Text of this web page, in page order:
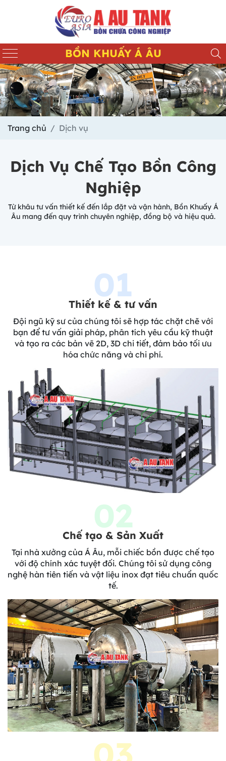
BỒN KHUẤY Á ÂU
Trang chủ Dịch vụ
Dịch Vụ Chế Tạo Bồn Công
Nghiệp
Từ khâu tư vấn thiết kế đến lắp đặt và vận hành, Bồn Khuấy Á
Âu mang đến quy trình chuyên nghiệp, đồng bộ và hiệu quả.
01
Thiết kế & tư vấn
Đội ngũ kỹ sư của chúng tôi sẽ hợp tác chặt chẽ với
bạn để tư vấn giải pháp, phân tích yêu cầu kỹ thuật
và tạo ra các bản vẽ 2D, 3D chi tiết, đảm bảo tối ưu
hóa chức năng và chi phí.
02
Chế tạo & Sản Xuất
Tại nhà xưởng của Á Âu, mỗi chiếc bồn được chế tạo
với độ chính xác tuyệt đối. Chúng tôi sử dụng công
nghệ hàn tiên tiến và vật liệu inox đạt tiêu chuẩn quốc
tế.